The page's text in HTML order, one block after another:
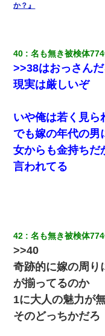
か？』
40 名も無き被検体
>>38はおっさん
現実は厳しいぞ
いや俺は若く見ら
でも嫁の年代の男
女からも金持ちだ
言われてる
42 名も無き被検体
>>40
奇跡的に嫁の周り
が揃ってるのか
1に大人の魅力が
そのどっちかだろ